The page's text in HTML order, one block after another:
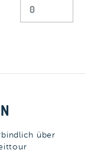
über